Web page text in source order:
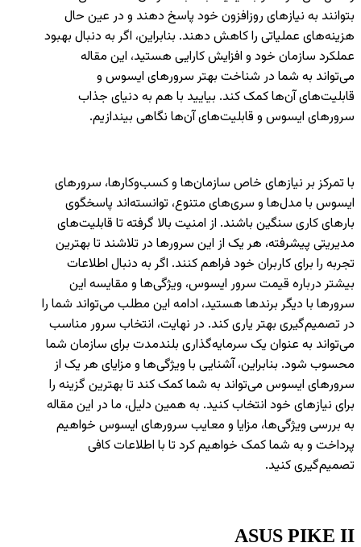
بتوانند به نیازهای روزافزون خود پاسخ دهند و در عین حال
هزینه‌های عملیاتی را کاهش دهند. بنابراین، اگر به دنبال بهبود
عملکرد سازمان خود و افزایش کارایی هستید، این مقاله
می‌تواند به شما در شناخت بهتر سرورهای ایسوس و
قابلیت‌های آن‌ها کمک کند. بیایید با هم به دنیای جذاب
سرورهای ایسوس و قابلیت‌های آن‌ها نگاهی بیندازیم.
با تمرکز بر نیازهای خاص سازمان‌ها و کسب‌وکارها، سرورهای
ایسوس با مدل‌ها و سری‌های متنوع، توانسته‌اند پاسخگوی
بارهای کاری سنگین باشند. از امنیت بالا گرفته تا قابلیت‌های
مدیریتی پیشرفته، هر یک از این سرورها در تلاشند تا بهترین
تجربه را برای کاربران خود فراهم کنند. اگر به دنبال اطلاعات
بیشتر درباره قیمت سرور ایسوس، ویژگی‌ها و مقایسه این
سرورها با دیگر برندها هستید، ادامه این مطلب می‌تواند شما را
در تصمیم‌گیری بهتر یاری کند. در نهایت، انتخاب سرور مناسب
می‌تواند به عنوان یک سرمایه‌گذاری بلندمدت برای سازمان شما
محسوب شود. بنابراین، آشنایی با ویژگی‌ها و مزایای هر یک از
سرورهای ایسوس می‌تواند به شما کمک کند تا بهترین گزینه را
برای نیازهای خود انتخاب کنید. به همین دلیل، ما در این مقاله
به بررسی ویژگی‌ها، مزایا و معایب سرورهای ایسوس خواهیم
پرداخت و به شما کمک خواهیم کرد تا با اطلاعات کافی
تصمیم‌گیری کنید.
ASUS PIKE II